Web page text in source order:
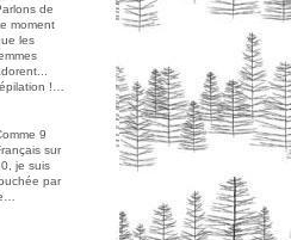
de
moment
les
!…
9
sur
je suis
par